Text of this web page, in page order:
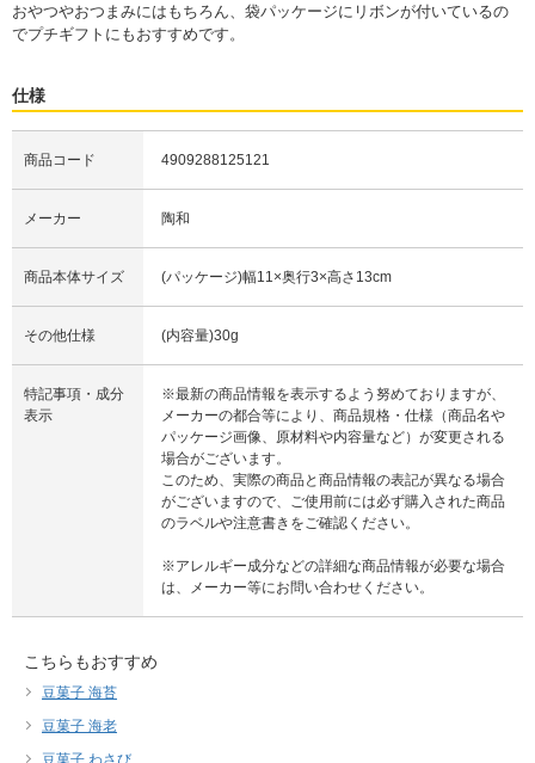
おやつやおつまみにはもちろん、袋パッケージにリボンが付いているの
でプチギフトにもおすすめです。
仕様
商品コード 4909288125121
メーカー 陶和
商品本体サイズ (パッケージ)幅11×奥行3×高さ13cm
その他仕様 (内容量)30g
特記事項・成分
表示
※最新の商品情報を表示するよう努めておりますが、
メーカーの都合等により、商品規格・仕様（商品名や
パッケージ画像、原材料や内容量など）が変更される
場合がございます。
このため、実際の商品と商品情報の表記が異なる場合
がございますので、ご使用前には必ず購入された商品
のラベルや注意書きをご確認ください。
※アレルギー成分などの詳細な商品情報が必要な場合
は、メーカー等にお問い合わせください。
こちらもおすすめ
豆菓子 海苔
豆菓子 海老
豆菓子 わさび